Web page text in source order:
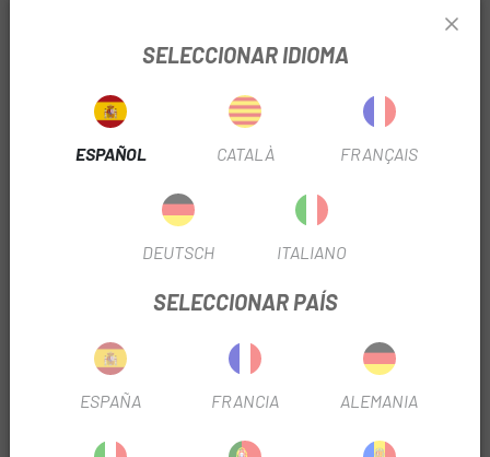
Oferta no acumulable a otras promociones. Condiciones
Todos los recambios y componentes que necesites para
tu bicicleta los tienes en
Escapa.
SL8 Headset
es un recambio original de Specialized para
SELECCIONAR IDIOMA
ESPAÑOL CATALÀ FRANÇAIS
DEUTSCH ITALIANO
SELECCIONAR PAÍS
ESPAÑA FRANCIA ALEMANIA